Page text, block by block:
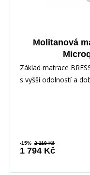
Molitanová
Základ matrace
s vyšší odolností a
-15% 2 118 Kč
1 794 Kč